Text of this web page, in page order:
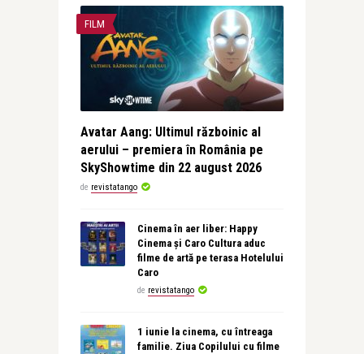
FILM
Avatar Aang: Ultimul războinic al
aerului – premiera în România pe
SkyShowtime din 22 august 2026
de revistatango
Cinema în aer liber: Happy
Cinema și Caro Cultura aduc
filme de artă pe terasa Hotelului
Caro
de revistatango
1 iunie la cinema, cu întreaga
familie. Ziua Copilului cu filme